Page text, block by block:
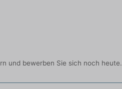
und bewerben Sie sich noch heute.